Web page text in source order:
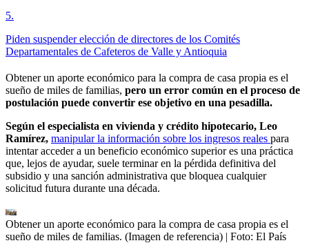
5.
Piden suspender elección de directores de los Comités
Departamentales de Cafeteros de Valle y Antioquia
Obtener un aporte económico para la compra de casa propia es el
sueño de miles de familias, pero un error común en el proceso de
postulación puede convertir ese objetivo en una pesadilla.
Según el especialista en vivienda y crédito hipotecario, Leo
Ramírez, manipular la información sobre los ingresos reales para
intentar acceder a un beneficio económico superior es una práctica
que, lejos de ayudar, suele terminar en la pérdida definitiva del
subsidio y una sanción administrativa que bloquea cualquier
solicitud futura durante una década.
Obtener un aporte económico para la compra de casa propia es el
sueño de miles de familias. (Imagen de referencia) | Foto: El País